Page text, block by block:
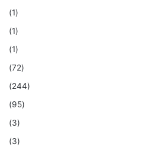
(1)
(1)
(1)
(72)
(244)
(95)
(3)
(3)